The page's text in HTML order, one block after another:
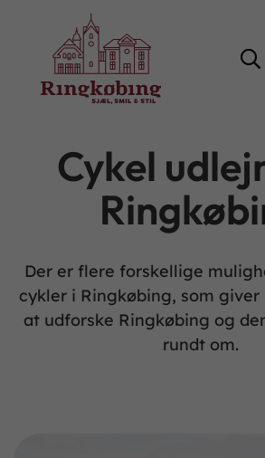
Cykel
Der er flere forskellige
cykler i Ringkøbing, som
at udforske Ringkøbing og
rundt om.